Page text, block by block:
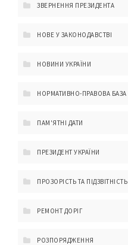
ЗВЕРНЕННЯ ПРЕЗИДЕНТА
НОВЕ У ЗАКОНОДАВСТВІ
НОВИНИ УКРАЇНИ
НОРМАТИВНО-ПРАВОВА БАЗА
ПАМ'ЯТНІ ДАТИ
ПРЕЗИДЕНТ УКРАЇНИ
ПРОЗОРІСТЬ ТА ПІДЗВІТНІСТЬ
РЕМОНТ ДОРІГ
РОЗПОРЯДЖЕННЯ